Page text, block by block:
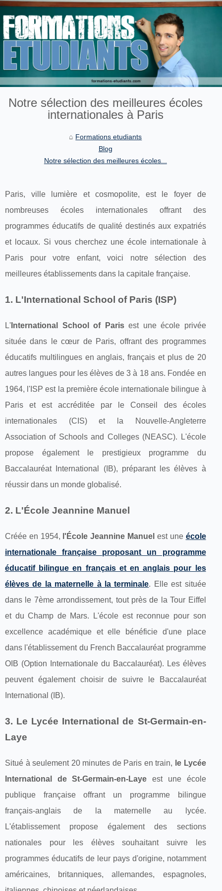
Notre sélection des meilleures écoles
internationales à Paris
Formations etudiants
Blog
Notre sélection des meilleures écoles...
Paris, ville lumière et cosmopolite, est le foyer de
nombreuses écoles internationales offrant des
programmes éducatifs de qualité destinés aux expatriés
et locaux. Si vous cherchez une école internationale à
Paris pour votre enfant, voici notre sélection des
meilleures établissements dans la capitale française.
1. L'International School of Paris (ISP)
L' International School of Parisest une école privée
située dans le cœur de Paris, offrant des programmes
éducatifs multilingues en anglais, français et plus de 20
autres langues pour les élèves de 3 à 18 ans. Fondée en
1964, l'ISP est la première école internationale bilingue à
Paris et est accréditée par le Conseil des écoles
internationales (CIS) et la Nouvelle-Angleterre
Association of Schools and Colleges (NEASC). L'école
propose également le prestigieux programme du
Baccalauréat International (IB), préparant les élèves à
réussir dans un monde globalisé.
2. L'École Jeannine Manuel
Créée en 1954, l'École Jeannine Manuel est une école
internationale française proposant un programme
éducatif bilingue en français et en anglais pour les
élèves de la maternelle à la terminale. Elle est située
dans le 7ème arrondissement, tout près de la Tour Eiffel
et du Champ de Mars. L'école est reconnue pour son
excellence académique et elle bénéficie d'une place
dans l'établissement du French Baccalauréat programme
OIB (Option Internationale du Baccalauréat). Les élèves
peuvent également choisir de suivre le Baccalauréat
International (IB).
3. Le Lycée International de St-Germain-en-
Laye
Situé à seulement 20 minutes de Paris en train, le Lycée
International de St-Germain-en-Laye est une école
publique française offrant un programme bilingue
français-anglais de la maternelle au lycée.
L'établissement propose également des sections
nationales pour les élèves souhaitant suivre les
programmes éducatifs de leur pays d'origine, notamment
américaines, britanniques, allemandes, espagnoles,